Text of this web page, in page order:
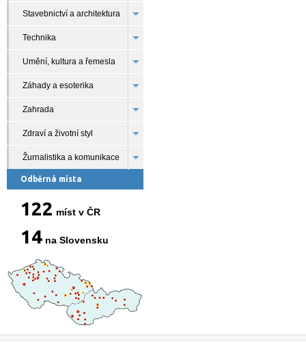
Stavebnictví a architektura
Technika
Umění, kultura a řemesla
Záhady a esoterika
Zahrada
Zdraví a životní styl
Žurnalistika a komunikace
Odběrná místa
122 míst v ČR
14 na Slovensku